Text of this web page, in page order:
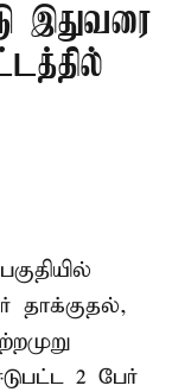
இதுவரை
2 பேர்